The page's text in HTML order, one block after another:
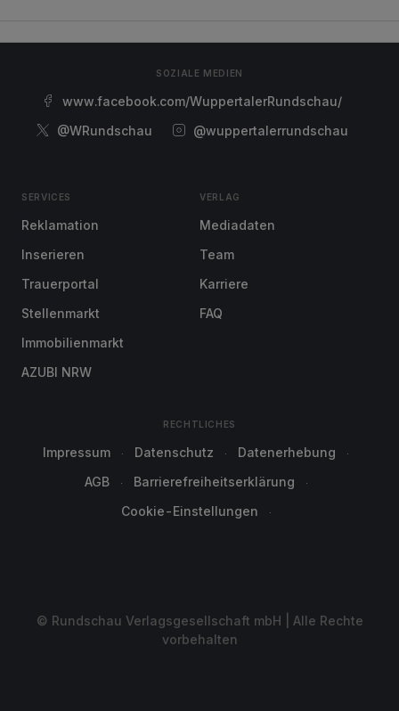
SOZIALE MEDIEN
www.facebook.com/WuppertalerRundschau/
@WRundschau
@wuppertalerrundschau
SERVICES
Reklamation
Inserieren
Trauerportal
Stellenmarkt
Immobilienmarkt
AZUBI NRW
VERLAG
Mediadaten
Team
Karriere
FAQ
RECHTLICHES
Impressum Datenschutz
Datenerhebung
AGB
Barrierefreiheitserklärung
Cookie-Einstellungen
© Rundschau Verlagsgesellschaft mbH | Alle Rechte
vorbehalten